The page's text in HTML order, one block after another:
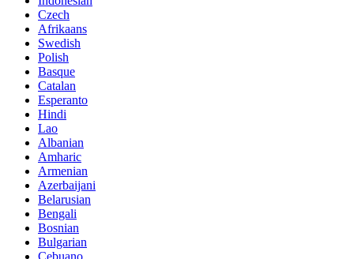
Czech
Afrikaans
Swedish
Polish
Basque
Catalan
Esperanto
Hindi
Lao
Albanian
Amharic
Armenian
Azerbaijani
Belarusian
Bengali
Bosnian
Bulgarian